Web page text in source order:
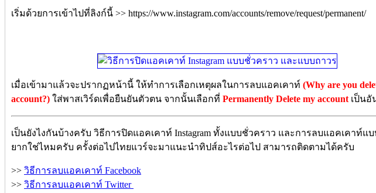
เริ่มด้วยการเข้าไปที่ลิงก์นี้ >> https://www.instagram.com/accounts/remove/request/permanent/
เมื่อเข้ามาแล้วจะปรากฏหน้านี้ ให้ทำการเลือกเหตุผลในการลบแอคเคาท์ (Why are you
account?) ใส่พาสเวิร์ดเพื่อยืนยันตัวตน จากนั้นเลือกที่ Permanently Delete my account เป็นอั
เป็นยังไงกันบ้างครับ วิธีการปิดแอคเคาท์ Instagram ทั้งแบบชั่วคราว และการลบแอคเคาท์แ
ยากใช่ไหมครับ ครั้งต่อไปไทยแวร์จะมาแนะนำทิปส์อะไรต่อไป สามารถติดตามได้ครับ
>> วิธีการลบแอคเคาท์ Facebook
>> วิธีการลบแอคเคาท์ Twitter